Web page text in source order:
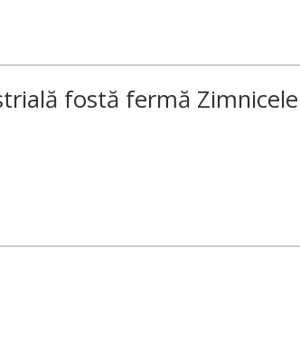
fostă fermă Zimnicele